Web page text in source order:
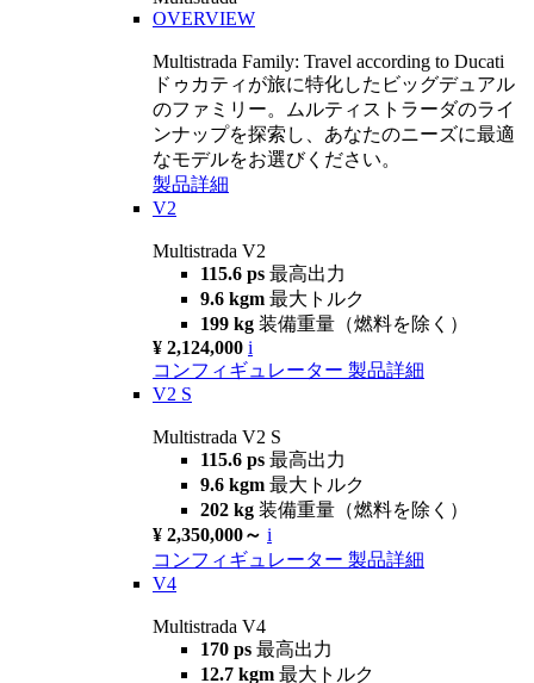
OVERVIEW
Multistrada Family: Travel according to Ducati
ドゥカティが旅に特化したビッグデュアル
のファミリー。ムルティストラーダのライ
ンナップを探索し、あなたのニーズに最適
なモデルをお選びください。
製品詳細
V2
Multistrada V2
115.6 ps 最高出力
9.6 kgm 最大トルク
199 kg 装備重量（燃料を除く）
¥ 2,124,000 i
コンフィギュレーター 製品詳細
V2 S
Multistrada V2 S
115.6 ps 最高出力
9.6 kgm 最大トルク
202 kg 装備重量（燃料を除く）
¥ 2,350,000～ i
コンフィギュレーター 製品詳細
V4
Multistrada V4
170 ps 最高出力
12.7 kgm 最大トルク